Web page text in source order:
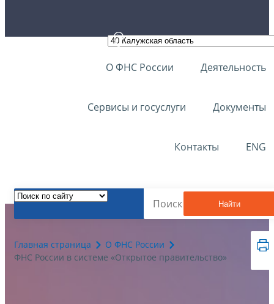
О ФНС России Деятельность
Сервисы и госуслуги Документы
Контакты ENG
Найти
Главная страница
О ФНС России
ФНС России в системе «Открытое правительство»